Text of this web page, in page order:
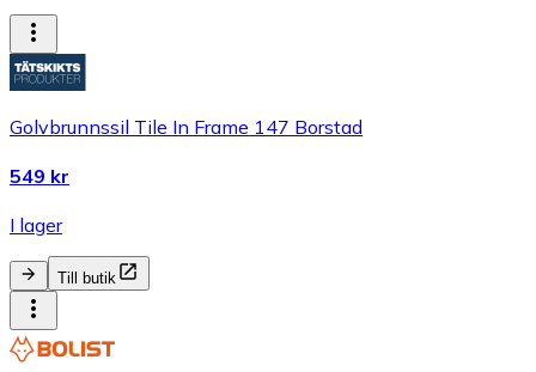
Golvbrunnssil Tile In Frame 147 Borstad
549 kr
I lager
Till butik